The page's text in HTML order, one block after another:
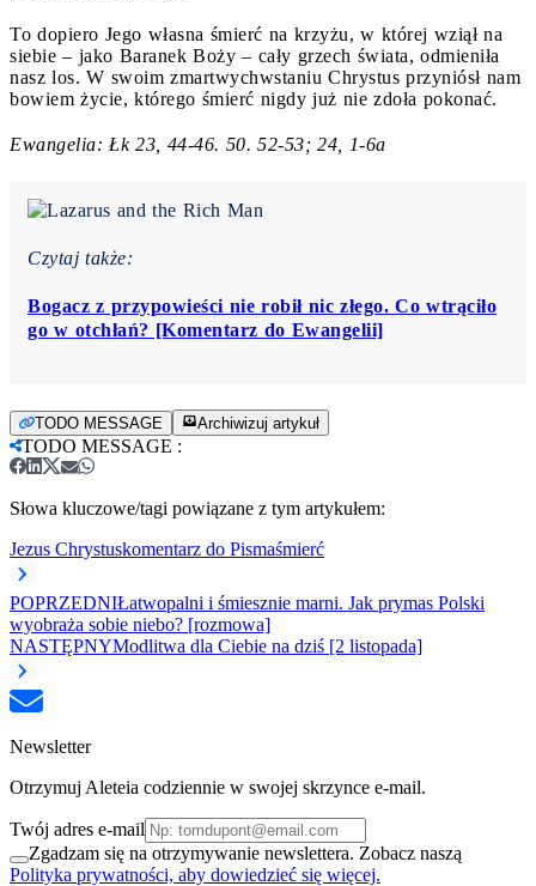
To dopiero Jego własna śmierć na krzyżu, w której wziął na
siebie – jako Baranek Boży – cały grzech świata, odmieniła
nasz los. W swoim zmartwychwstaniu Chrystus przyniósł nam
bowiem życie, którego śmierć nigdy już nie zdoła pokonać.
Ewangelia: Łk 23, 44-46. 50. 52-53; 24, 1-6a
Czytaj także:
Bogacz z przypowieści nie robił nic złego. Co wtrąciło
go w otchłań? [Komentarz do Ewangelii]
TODO MESSAGE Archiwizuj artykuł
TODO MESSAGE :
Słowa kluczowe/tagi powiązane z tym artykułem:
Jezus Chrystuskomentarz do Pismaśmierć
POPRZEDNIŁatwopalni i śmiesznie marni. Jak prymas Polski
wyobraża sobie niebo? [rozmowa]
NASTĘPNYModlitwa dla Ciebie na dziś [2 listopada]
Newsletter
Otrzymuj Aleteia codziennie w swojej skrzynce e-mail.
Twój adres e-mail
Zgadzam się na otrzymywanie newslettera. Zobacz naszą
Polityka prywatności, aby dowiedzieć się więcej.